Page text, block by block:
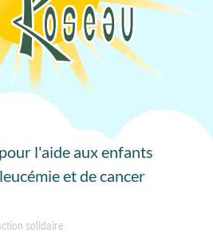
l'aide aux enfants
et de cancer
solidaire